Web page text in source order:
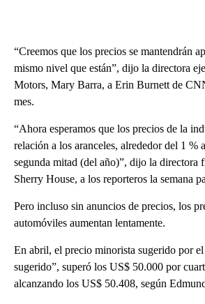
“Creemos que los precios se mantendrán
mismo nivel que están”, dijo la directora
Motors, Mary Barra, a Erin Burnett de
mes.
“Ahora esperamos que los precios de la
relación a los aranceles, alrededor del 1 %
segunda mitad (del año)”, dijo la directora
Sherry House, a los reporteros la semana
Pero incluso sin anuncios de precios, los
automóviles aumentan lentamente.
En abril, el precio minorista sugerido por
sugerido”, superó los US$ 50.000 por
alcanzando los US$ 50.408, según